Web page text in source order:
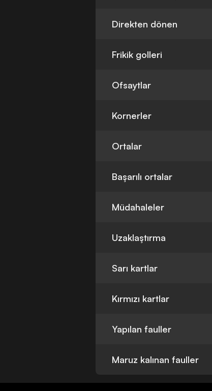
Direkten dönen
Frikik golleri
Ofsaytlar
Kornerler
Ortalar
Başarılı ortalar
Müdahaleler
Uzaklaştırma
Sarı kartlar
Kırmızı kartlar
Yapılan fauller
Maruz kalınan fauller